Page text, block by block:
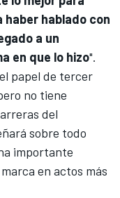
haber hablado con
a un
en que lo hizo".
papel de tercer
no tiene
del
sobre todo
importante
en actos más